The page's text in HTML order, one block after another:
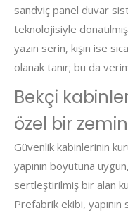
sandviç panel duvar
teknolojisiyle
yazın serin, kışın ise
olanak tanır; bu da
Bekçi
özel bir
Güvenlik kabinlerinin
yapının boyutuna
sertleştirilmiş bir alan
Prefabrik ekibi,